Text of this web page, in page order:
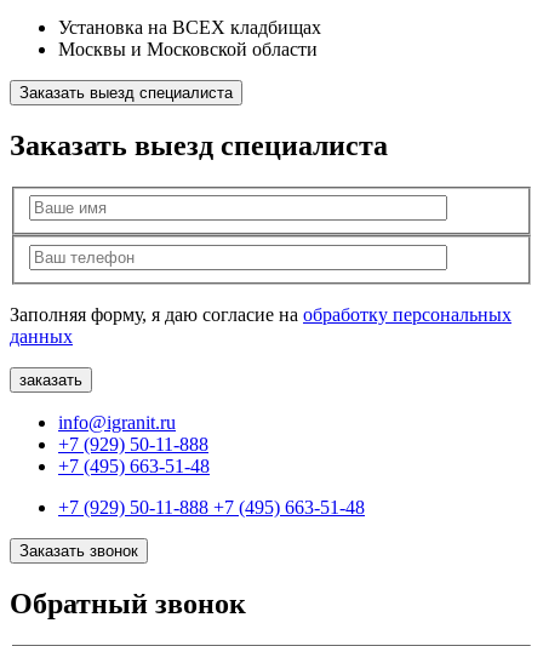
Установка на ВСЕХ кладбищах
Москвы и Московской области
Заказать выезд специалиста
Заказать выезд специалиста
Заполняя форму, я даю согласие на обработку персональных
данных
info@igranit.ru
+7 (929) 50-11-888
+7 (495) 663-51-48
+7 (929) 50-11-888 +7 (495) 663-51-48
Заказать звонок
Обратный звонок